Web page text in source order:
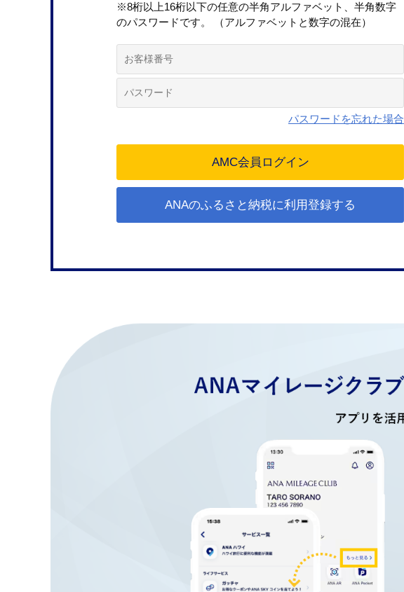
※8桁以上16桁以下の任意の半角アルファベット、半角数字
のパスワードです。 （アルファベットと数字の混在）
パスワードを忘れた場合
ANAのふるさと納税に利用登録する